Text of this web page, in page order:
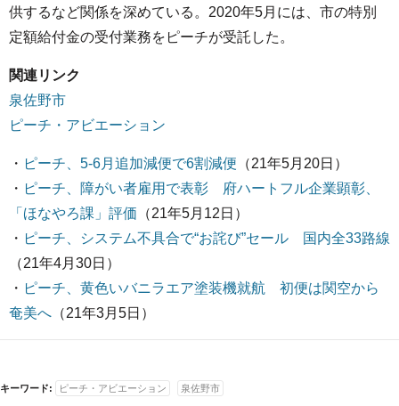
供するなど関係を深めている。2020年5月には、市の特別
定額給付金の受付業務をピーチが受託した。
関連リンク
泉佐野市
ピーチ・アビエーション
・ ピーチ、5-6月追加減便で6割減便 （21年5月20日）
・ ピーチ、障がい者雇用で表彰 府ハートフル企業顕彰、
「ほなやろ課」評価 （21年5月12日）
・ ピーチ、システム不具合で“お詫び”セール 国内全33路線
（21年4月30日）
・ ピーチ、黄色いバニラエア塗装機就航 初便は関空から
奄美へ （21年3月5日）
キーワード: ピーチ・アビエーション 泉佐野市